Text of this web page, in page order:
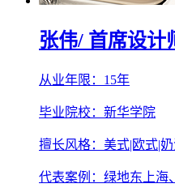
张伟/ 首席设计
从业年限：15年
毕业院校：新华学院
擅长风格：美式|欧式|
代表案例：绿地东上海